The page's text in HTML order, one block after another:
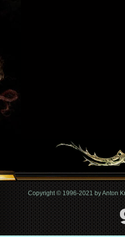
Copyright © 1996-2021 by Anton